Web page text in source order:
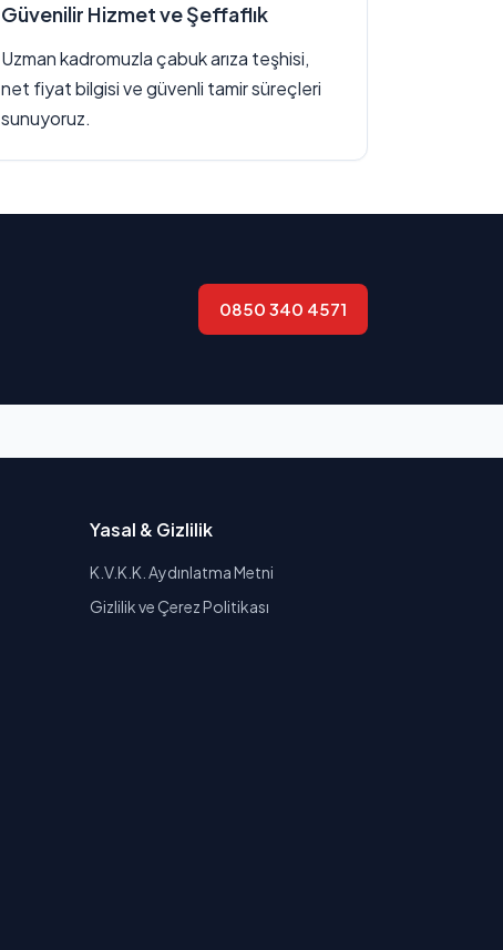
Güvenilir Hizmet ve Şeffaflık
Uzman kadromuzla çabuk arıza teşhisi,
net fiyat bilgisi ve güvenli tamir süreçleri
sunuyoruz.
0850 340 4571
Yasal & Gizlilik
K.V.K.K. Aydınlatma Metni
Gizlilik ve Çerez Politikası